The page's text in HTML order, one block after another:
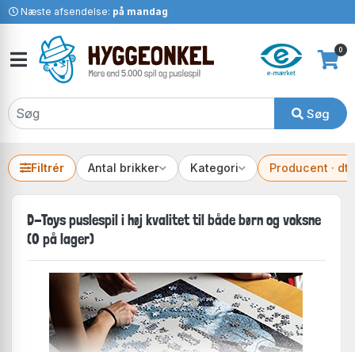
Næste afsendelse: på mandag
Søg
0
Filtrér Antal brikker Kategori Producent ·
D-Toys puslespil i høj kvalitet til både børn og voksne
(0 på lager)